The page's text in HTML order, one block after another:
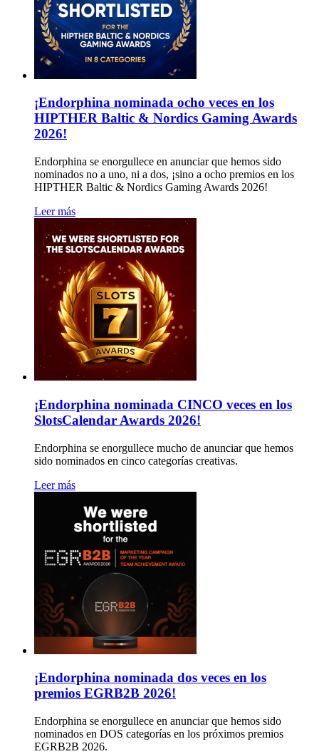
¡Endorphina nominada ocho veces en los
HIPTHER Baltic & Nordics Gaming Awards
2026!
Endorphina se enorgullece en anunciar que hemos sido
nominados no a uno, ni a dos, ¡sino a ocho premios en los
HIPTHER Baltic & Nordics Gaming Awards 2026!
Leer más
¡Endorphina nominada CINCO veces en los
SlotsCalendar Awards 2026!
Endorphina se enorgullece mucho de anunciar que hemos
sido nominados en cinco categorías creativas.
Leer más
¡Endorphina nominada dos veces en los
premios EGRB2B 2026!
Endorphina se enorgullece en anunciar que hemos sido
nominados en DOS categorías en los próximos premios
EGRB2B 2026.